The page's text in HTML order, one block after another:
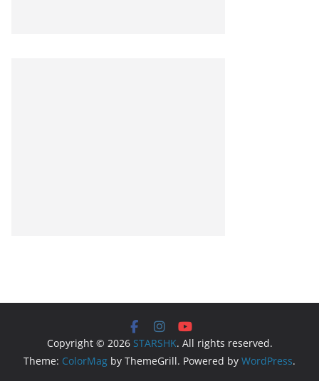
Copyright © 2026 STARSHK. All rights reserved.
Theme: ColorMag by ThemeGrill. Powered by WordPress.